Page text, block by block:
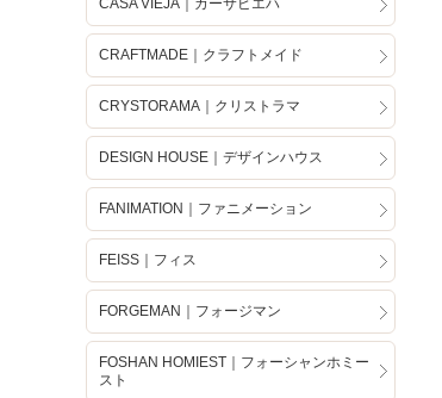
CASA VIEJA｜カーサビエハ
CRAFTMADE｜クラフトメイド
CRYSTORAMA｜クリストラマ
DESIGN HOUSE｜デザインハウス
FANIMATION｜ファニメーション
FEISS｜フィス
FORGEMAN｜フォージマン
FOSHAN HOMIEST｜フォーシャンホミー
スト